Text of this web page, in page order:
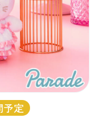
予定